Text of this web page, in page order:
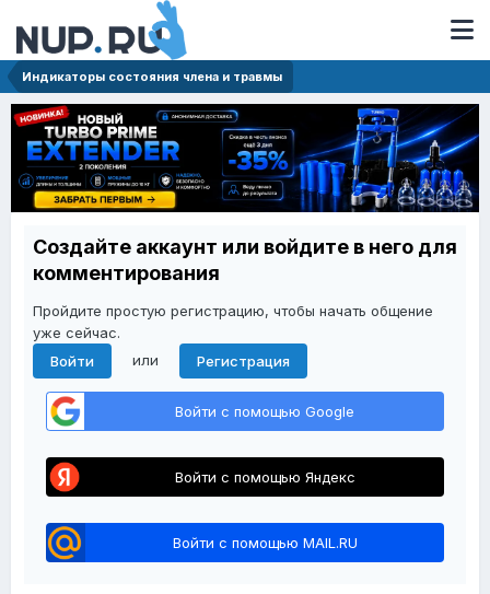
Индикаторы состояния члена и травмы
Создайте аккаунт или войдите в него для
комментирования
Пройдите простую регистрацию, чтобы начать общение
уже сейчас.
Войти
или Регистрация
Войти с помощью Google
Войти с помощью Яндекс
Войти с помощью MAIL.RU